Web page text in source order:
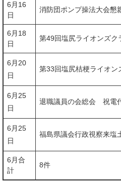
6月16
日
消防団ポンプ操法大会懇
6月18
日
第49回塩尻ライオンズク
6月20
日
第33回塩尻桔梗ライオン
6月25
日
退職議員の会総会 祝電
6月25
日
福島県議会行政視察来塩
6月合
計
8件